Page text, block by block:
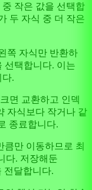
작은 값을 선택합
두 자식 중 더 작은
쪽 자식만 반환하
선택합니다. 이는
다.
면 교환하고 인덱
자식보다 작거나 같
종료합니다.
만 이동하므로 최
다. 저장해둔
전달합니다.